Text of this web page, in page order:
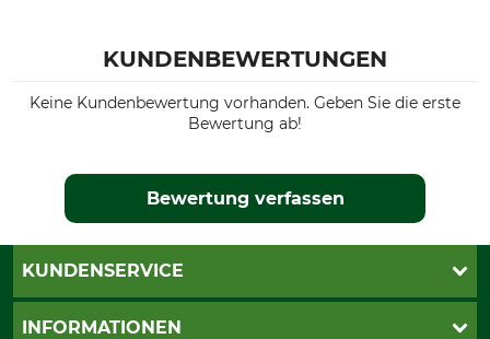
KUNDENBEWERTUNGEN
Keine Kundenbewertung vorhanden. Geben Sie die erste
Bewertung ab!
Bewertung verfassen
KUNDENSERVICE
Live-Shopping
INFORMATIONEN